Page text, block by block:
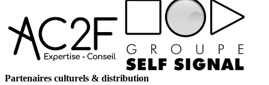
Partenaires culturels & distribution